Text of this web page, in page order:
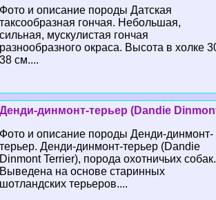
Фото и описание породы Датская
таксообразная гончая. Небольшая,
сильная, мускулистая гончая
разнообразного окраса. Высота в холке
38 см....
Денди-динмонт-терьер (Dandie
Фото и описание породы Денди-динмонт-
терьер. Денди-динмонт-терьер (Dandie
Dinmont Terrier), порода охотничьих собак.
Выведена на основе старинных
шотландских терьеров....